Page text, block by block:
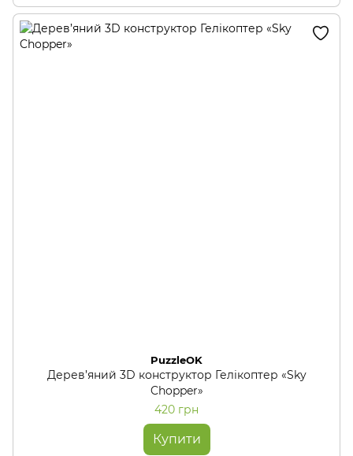
PuzzleOK
Дерев’яний 3D конструктор Гелікоптер «Sky
Chopper»
420 грн
Купити